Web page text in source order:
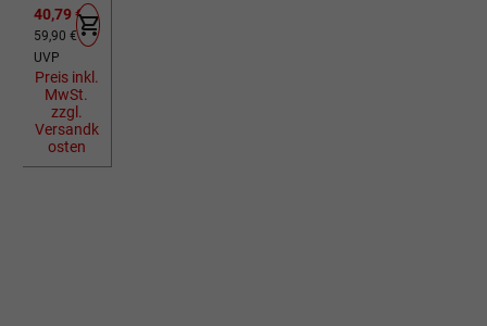
Relaxed
90° L276 x
B250 mm
/ 1070 g
Unisex
Model
Verkaufspreis:
40,79 €
Regulärer Preis:
59,90 €
UVP
Preis inkl.
MwSt.
zzgl.
Versandk
osten